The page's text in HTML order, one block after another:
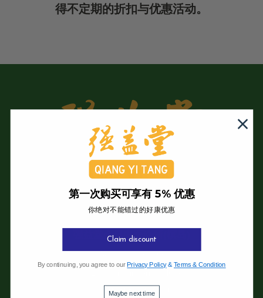
得不定期的折扣与优惠活动。
强益堂全息中医诊所
强益堂全息中医诊所(槟岛)
04-2832108
11600 Pulau Pinang.
第一次购买可享有 5% 优惠
你绝对不能错过的好康优惠
Claim discount
By continuing, you agree to our Privacy Policy&Terms & Condition
Maybe next time